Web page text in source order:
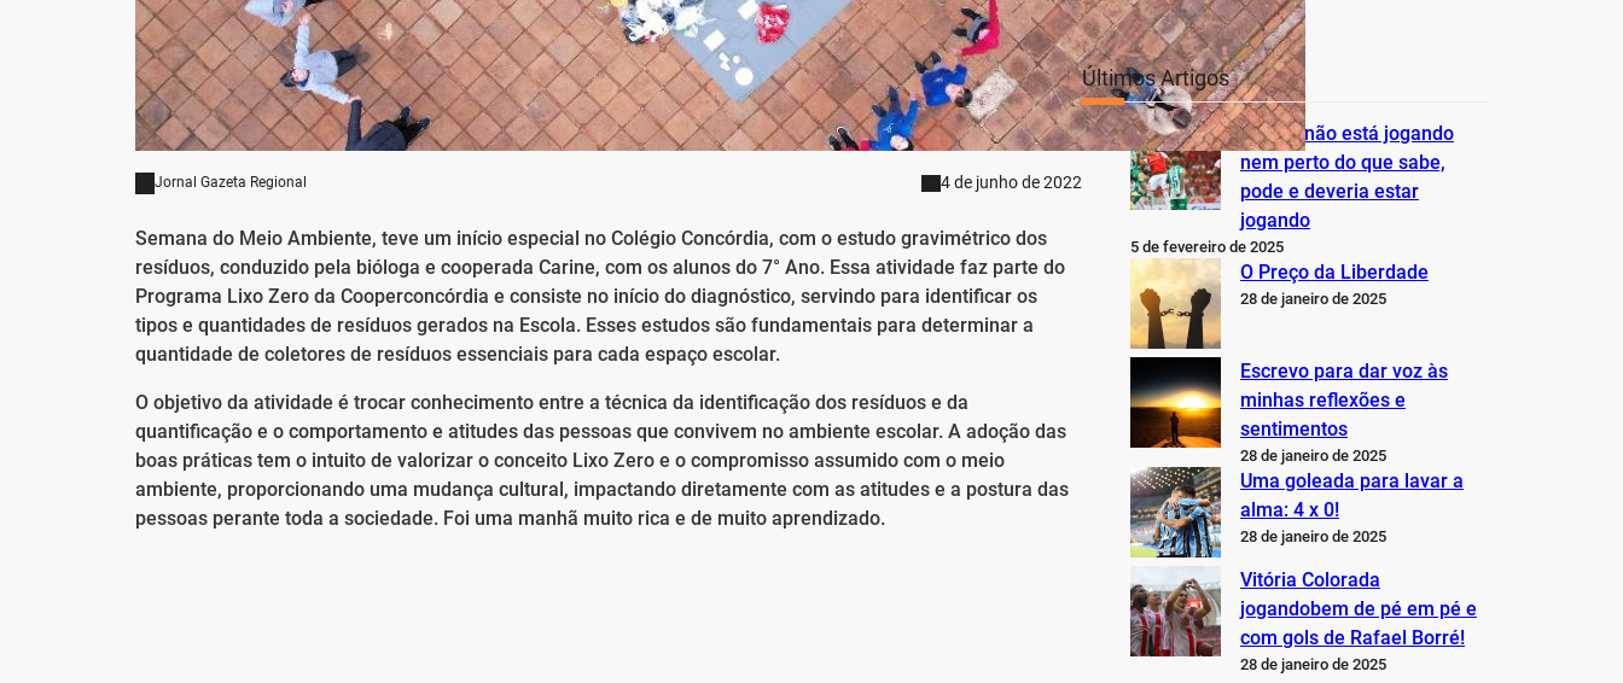
Jornal Gazeta Regional 4 de junho de 2022
Semana do Meio Ambiente, teve um início especial no Colégio Concórdia, com o estudo gravimétrico dos
resíduos, conduzido pela bióloga e cooperada Carine, com os alunos do 7° Ano. Essa atividade faz parte do
Programa Lixo Zero da Cooperconcórdia e consiste no início do diagnóstico, servindo para identificar os
tipos e quantidades de resíduos gerados na Escola. Esses estudos são fundamentais para determinar a
quantidade de coletores de resíduos essenciais para cada espaço escolar.
O objetivo da atividade é trocar conhecimento entre a técnica da identificação dos resíduos e da
quantificação e o comportamento e atitudes das pessoas que convivem no ambiente escolar. A adoção das
boas práticas tem o intuito de valorizar o conceito Lixo Zero e o compromisso assumido com o meio
ambiente, proporcionando uma mudança cultural, impactando diretamente com as atitudes e a postura das
pessoas perante toda a sociedade. Foi uma manhã muito rica e de muito aprendizado.
Últimos Artigos
O Inter não está jogando
nem perto do que sabe,
pode e deveria estar
jogando
5 de fevereiro de 2025
O Preço da Liberdade
28 de janeiro de 2025
Escrevo para dar voz às
minhas reflexões e
sentimentos
28 de janeiro de 2025
Uma goleada para lavar a
alma: 4 x 0!
28 de janeiro de 2025
Vitória Colorada
jogandobem de pé em pé e
com gols de Rafael Borré!
28 de janeiro de 2025